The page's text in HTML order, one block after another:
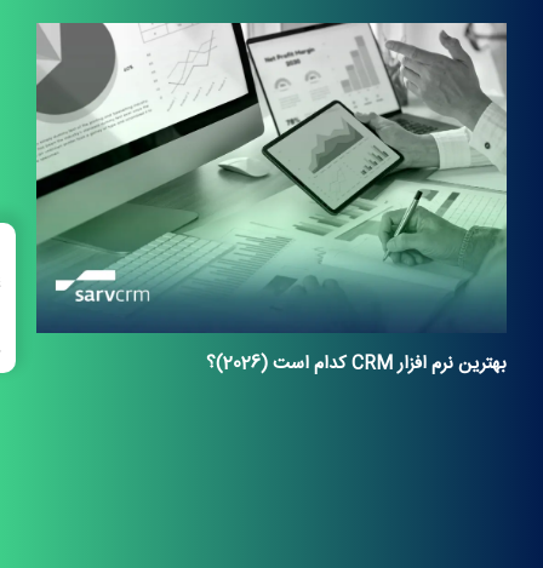
بهترین نرم افزار CRM کدام است (2026)؟
→